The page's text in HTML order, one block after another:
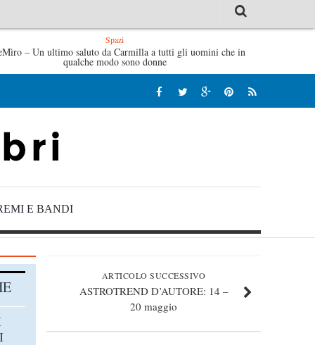
non verrà – Fruttero & Lucentini
Spazi
– Un ultimo saluto da Carmilla a tutti gli uomini che in
qualche modo sono donne
E BANDI
ARTICOLO SUCCESSIVO
ASTROTREND D’AUTORE: 14 –
20 maggio